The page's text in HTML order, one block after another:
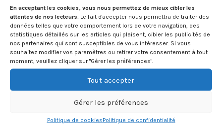
En acceptant les cookies, vous nous permettez de mieux cibler les
attentes de nos lecteurs. Le fait d'accepter nous permettra de traiter des
données telles que votre comportement lors de votre navigation, des
statistiques détaillés sur les articles qui plaisent, cibler les publicités de
nos partenaires qui sont susceptibles de vous intéresser. Si vous
souhaitez modifier vos paramètres ou retirer votre consentement à tout
moment, veuillez cliquer sur "Gérer les préférences".
Tout accepter
Gérer les préférences
Politique de cookiesPolitique de confidentialité
Pour une meilleure assimilation des protéines, je
vous conseille de répartir votre consommation
de crêpes comme expliqué ci-dessus.
Pour les personnes en prise de masse !
Pour les personnes voulant sécher, cette recette